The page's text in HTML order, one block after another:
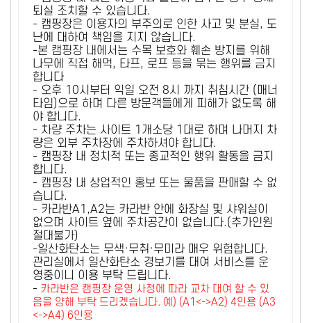
퇴실 조치할 수 있습니다.
- 캠핑장은 이용자의 부주의로 인한 사고 및 분실, 도
난에 대하여 책임을 지지 않습니다.
-본 캠핑장 내에서는 수목 보호와 훼손 방지를 위해
나무에 직접 해먹, 타프, 로프 등을 묶는 행위를 금지
합니다
- 오후 10시부터 익일 오전 8시 까지 취침시간 (매너
타임)으로 하며 다른 방문객들에게 피해가 없도록 해
야 합니다.
- 차량 주차는 사이트 1개소당 1대로 하며 나머지 차
량은 외부 주차장에 주차하셔야 합니다.
- 캠핑장 내 정치적 또는 종교적인 행위 활동을 금지
합니다.
- 캠핑장 내 상업적인 홍보 또는 물품을 판매할 수 없
습니다.
- 카라반A1,A2는 카라반 안에 화장실 및 샤워실이
없으며 사이트 옆에 주차공간이 없습니다.(추가인원
절대불가)
-일산화탄소는 무색·무취·무미라 매우 위험합니다.
관리실에서 일산화탄소 경보기를 대여 서비스를 운
영중이니 이용 부탁 드립니다.
- 카라반은 캠핑장 운영 사정에 따라 교차 대여 할 수 있
음을 양해 부탁 드리겠습니다. 예) (A1<->A2) 4인용 (A3
<->A4) 6인용